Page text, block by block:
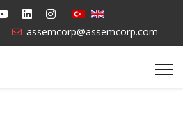
assemcorp@assemcorp.com